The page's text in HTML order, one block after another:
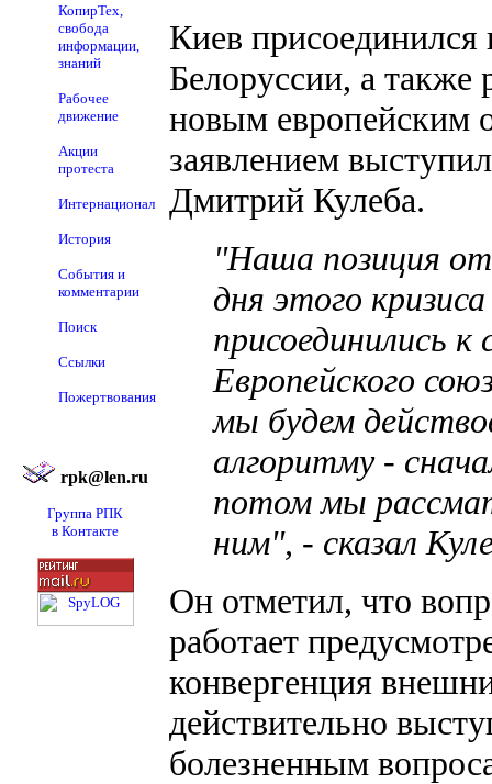
КопирТех,
свобода
информации,
знаний
Рабочее
движение
Акции
протеста
Интернационал
История
События и
комментарии
Поиск
Ссылки
Пожертвования
rpk@len.ru
Группа РПК
в Контакте
Киев
Белоруссии, а также
новым европейским
заявлением
Дмитрий Кулеба.
"Наша позиция
дня этого
присоединились
Европейского
мы будем
алгоритму -
потом мы
ним", - сказал
Он отметил, что
работает
конвергенция
действительно
болезненным